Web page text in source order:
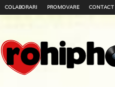
COLABORARI PROMOVARE CONTACT